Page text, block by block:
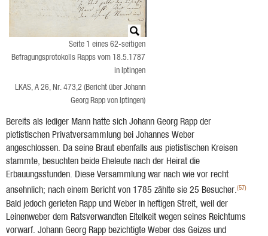
Seite 1 eines 62-seitigen
Befragungsprotokolls Rapps vom 18.5.1787
in Iptingen
LKAS, A 26, Nr. 473,2 (Bericht über Johann
Georg Rapp von Iptingen)
Bereits als lediger Mann hatte sich Johann Georg Rapp der
pietistischen Privatversammlung bei Johannes Weber
angeschlossen. Da seine Braut ebenfalls aus pietistischen Kreisen
stammte, besuchten beide Eheleute nach der Heirat die
Erbauungsstunden. Diese Versamm­lung war nach wie vor recht
ansehnlich; nach einem Bericht von 1785 zählte sie 25 Besu­cher.(57)
Bald jedoch gerieten Rapp und Weber in heftigen Streit, weil der
Leinenweber dem Ratsverwandten Eitelkeit wegen seines Reichtums
vorwarf. Johann Georg Rapp bezichtigte Weber des Geizes und